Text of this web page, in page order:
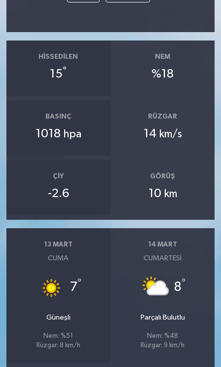
HISSEDILEN
15°
NEM
%18
BASINÇ
1018 hpa
RÜZGAR
14 km/s
ÇIY
-2.6
GÖRÜŞ
10 km
13 MART
CUMA
7°
Güneşli
Nem: %51
Rüzgar: 8 km/h
14 MART
CUMARTESI
8°
Parçalı Bulutlu
Nem: %48
Rüzgar: 9 km/h